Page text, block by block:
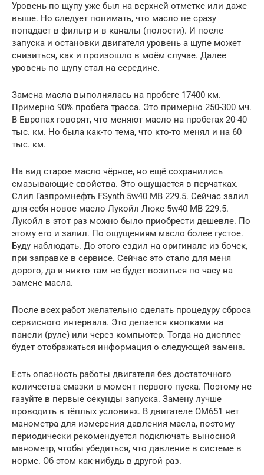
Уровень по щупу уже был на верхней отметке или даже
выше. Но следует понимать, что масло не сразу
попадает в фильтр и в каналы (полости). И после
запуска и остановки двигателя уровень а щупе может
снизиться, как и произошло в моём случае. Далее
уровень по щупу стал на середине.
Замена масла выполнялась на пробеге 17400 км.
Примерно 90% пробега трасса. Это примерно 250-300 мч.
В Европах говорят, что меняют масло на пробегах 20-40
тыс. км. Но была как-то тема, что кто-то менял и на 60
тыс. км.
На вид старое масло чёрное, но ещё сохранились
смазывающие свойства. Это ощущается в перчатках.
Слил Газпромнефть FSynth 5w40 MB 229.5. Сейчас залил
для себя новое масло Лукойл Люкс 5w40 MB 229.5.
Лукойл в этот раз можно было приобрести дешевле. По
этому его и залил. По ощущениям масло более густое.
Буду наблюдать. До этого ездил на оригинале из бочек,
при заправке в сервисе. Сейчас это стало для меня
дорого, да и никто там не будет возиться по часу на
замене масла.
После всех работ желательно сделать процедуру сброса
сервисного интервала. Это делается кнопками на
панели (руле) или через компьютер. Тогда на дисплее
будет отображаться информация о следующей замена.
Есть опасность работы двигателя без достаточного
количества смазки в момент первого пуска. Поэтому не
газуйте в первые секунды запуска. Замену лучше
проводить в тёплых условиях. В двигателе OM651 нет
манометра для измерения давления масла, поэтому
периодически рекомендуется подключать выносной
манометр, чтобы убедиться, что давление в системе в
норме. Об этом как-нибудь в другой раз.